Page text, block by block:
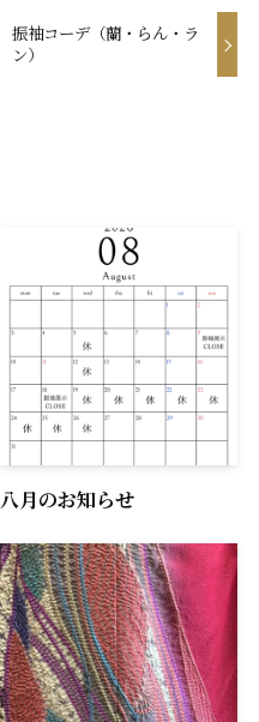
振袖コーデ（蘭・らん・ラ
ン）
八月のお知らせ